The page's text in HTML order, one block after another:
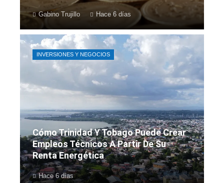
Gabino Trujillo Hace 6 días
INVERSIONES Y NEGOCIOS
Cómo Trinidad Y Tobago Puede Crear
Empleos Técnicos A Partir De Su
Renta Energética
Hace 6 días